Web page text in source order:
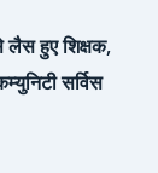
हुए शिक्षक,
सर्विस